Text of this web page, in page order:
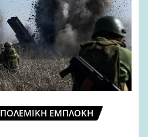
ΠΟΛΕΜΙΚΉ ΕΜΠΛΟΚΉ